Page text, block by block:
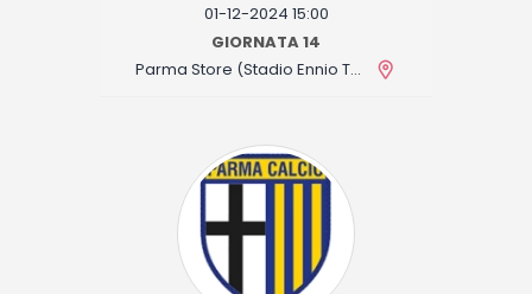
Fantacalcio
I consigli di Giulia
01-12-2024 15:00
GIORNATA 14
Parma Store (Stadio Ennio Tardini)